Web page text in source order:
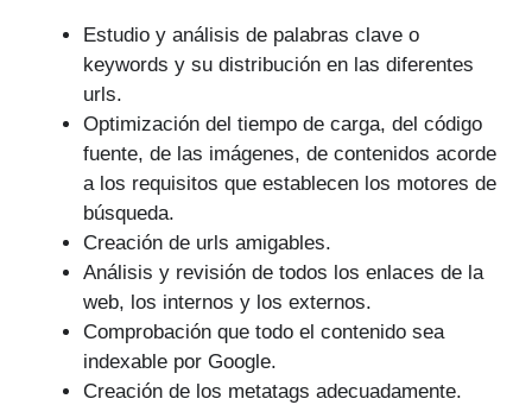
Estudio y análisis de palabras clave o
keywords y su distribución en las diferentes
urls.
Optimización del tiempo de carga, del código
fuente, de las imágenes, de contenidos acorde
a los requisitos que establecen los motores de
búsqueda.
Creación de urls amigables.
Análisis y revisión de todos los enlaces de la
web, los internos y los externos.
Comprobación que todo el contenido sea
indexable por Google.
Creación de los metatags adecuadamente.